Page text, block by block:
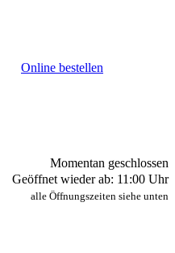
Online bestellen
Momentan geschlossen
Geöffnet wieder ab: 11:00 Uhr
alle Öffnungszeiten siehe unten